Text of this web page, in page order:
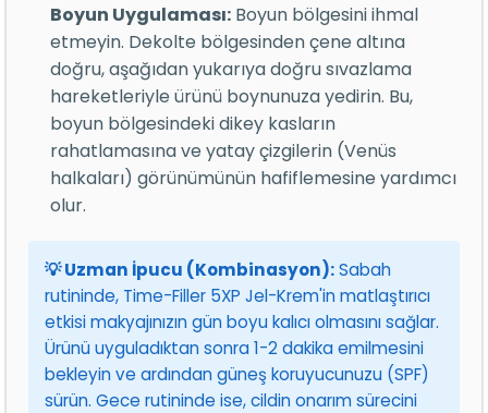
Boyun Uygulaması: Boyun bölgesini ihmal
etmeyin. Dekolte bölgesinden çene altına
doğru, aşağıdan yukarıya doğru sıvazlama
hareketleriyle ürünü boynunuza yedirin. Bu,
boyun bölgesindeki dikey kasların
rahatlamasına ve yatay çizgilerin (Venüs
halkaları) görünümünün hafiflemesine yardımcı
olur.
💡 Uzman İpucu (Kombinasyon):Sabah
rutininde, Time-Filler 5XP Jel-Krem'in matlaştırıcı
etkisi makyajınızın gün boyu kalıcı olmasını sağlar.
Ürünü uyguladıktan sonra 1-2 dakika emilmesini
bekleyin ve ardından güneş koruyucunuzu (SPF)
sürün. Gece rutininde ise, cildin onarım sürecini